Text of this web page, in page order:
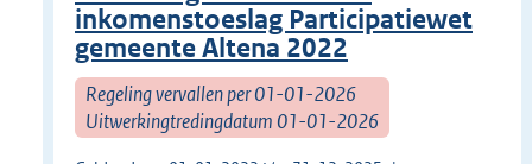
inkomenstoeslag Participatiewet
gemeente Altena 2022
Regeling vervallen per 01-01-2026
Uitwerkingtredingdatum 01-01-2026